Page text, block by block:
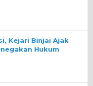
Kejari Binjai Ajak
Hukum